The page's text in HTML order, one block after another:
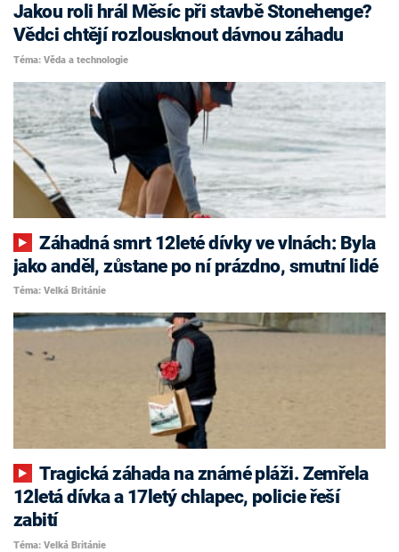
Jakou roli hrál Měsíc při stavbě Stonehenge?
Vědci chtějí rozlousknout dávnou záhadu
Téma: Věda a technologie
Záhadná smrt 12leté dívky ve vlnách: Byla
jako anděl, zůstane po ní prázdno, smutní lidé
Téma: Velká Británie
Tragická záhada na známé pláži. Zemřela
12letá dívka a 17letý chlapec, policie řeší
zabití
Téma: Velká Británie